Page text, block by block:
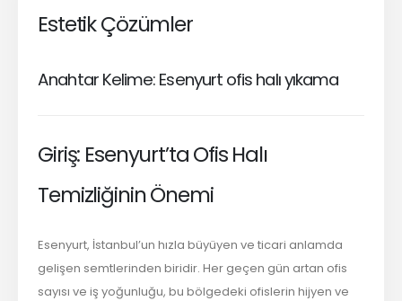
IÇIN
Estetik Çözümler
Anahtar Kelime: Esenyurt ofis halı yıkama
Giriş: Esenyurt’ta Ofis Halı
Temizliğinin Önemi
Esenyurt, İstanbul’un hızla büyüyen ve ticari anlamda
gelişen semtlerinden biridir. Her geçen gün artan ofis
sayısı ve iş yoğunluğu, bu bölgedeki ofislerin hijyen ve